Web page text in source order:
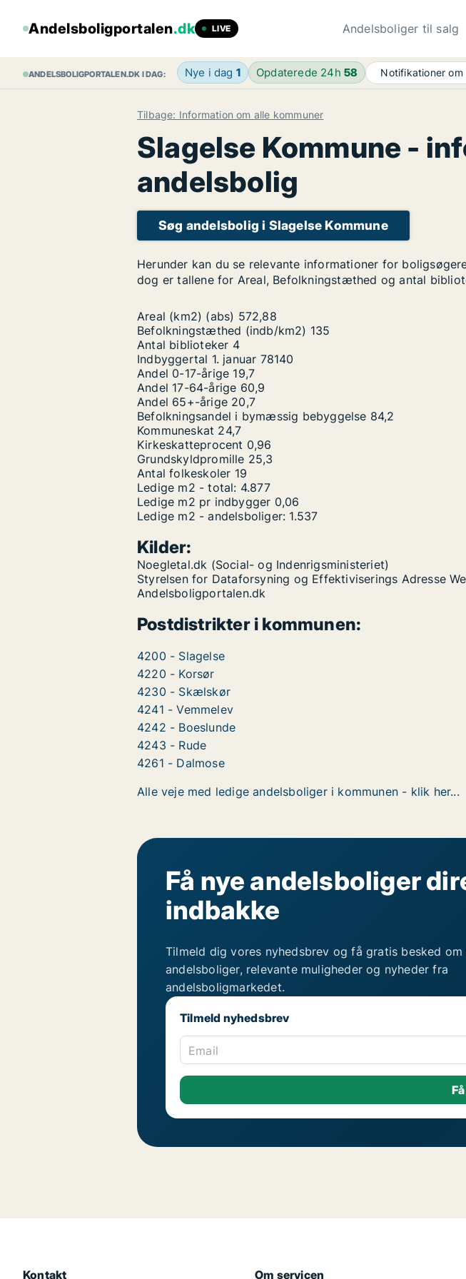
Andelsboligportalen.dk LIVE Andelsboliger til salg
ANDELSBOLIGPORTALEN.DK I DAG: Nye i dag 1 Opdaterede 24h58 Notifikationer
Tilbage: Information om alle kommuner
Slagelse Kommune -
andelsbolig
Søg andelsbolig i Slagelse Kommune
Herunder kan du se relevante informationer for
dog er tallene for Areal, Befolkningstæthed og antal
Areal (km2) (abs) 572,88
Befolkningstæthed (indb/km2) 135
Antal biblioteker 4
Indbyggertal 1. januar 78140
Andel 0-17-årige 19,7
Andel 17-64-årige 60,9
Andel 65+-årige 20,7
Befolkningsandel i bymæssig bebyggelse 84,2
Kommuneskat 24,7
Kirkeskatteprocent 0,96
Grundskyldpromille 25,3
Antal folkeskoler 19
Ledige m2 - total: 4.877
Ledige m2 pr indbygger 0,06
Ledige m2 - andelsboliger: 1.537
Kilder:
Noegletal.dk (Social- og Indenrigsministeriet)
Styrelsen for Dataforsyning og Effektiviserings Adresse
Andelsboligportalen.dk
Postdistrikter i kommunen:
4200 - Slagelse
4220 - Korsør
4230 - Skælskør
4241 - Vemmelev
4242 - Boeslunde
4243 - Rude
4261 - Dalmose
Alle veje med ledige andelsboliger i kommunen - klik her...
Få nye andelsboliger
indbakke
Tilmeld dig vores nyhedsbrev og få gratis besked om
andelsboliger, relevante muligheder og nyheder fra
andelsboligmarkedet.
Tilmeld nyhedsbrev
Email
Kontakt Om servicen